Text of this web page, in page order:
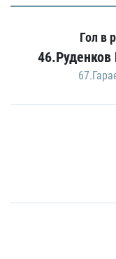
Гол в
46.Руденков